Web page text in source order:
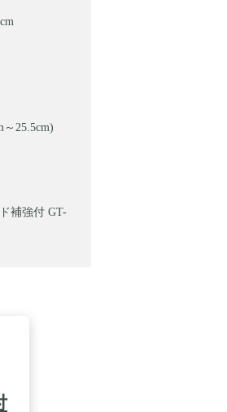
25.5cm)
補強付 GT-